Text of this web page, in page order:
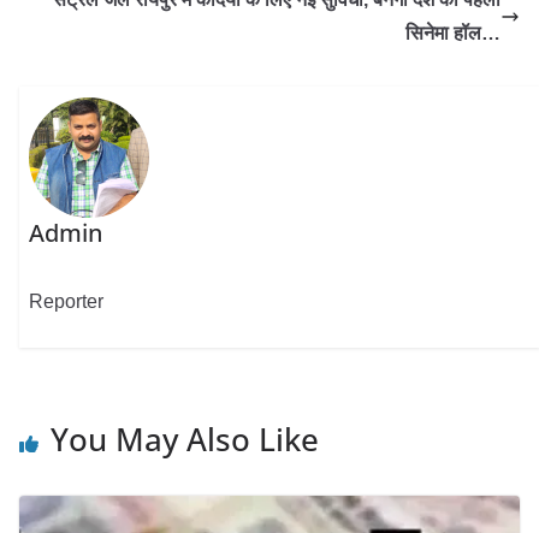
सिनेमा हॉल…
Admin
Reporter
You May Also Like